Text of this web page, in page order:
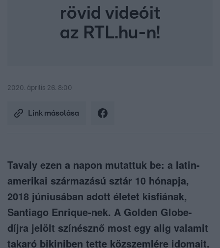
rövid videóit
az RTL.hu-n!
2020. április 26. 8:00
Link másolása
Tavaly ezen a napon mutattuk be: a latin-
amerikai származású sztár 10 hónapja,
2018 júniusában adott életet kisfiának,
Santiago Enrique-nek. A Golden Globe-
díjra jelölt színésznő most egy alig valamit
takaró bikiniben tette közszemlére idomait.